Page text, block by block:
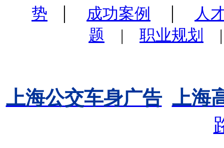
势
| 成功案例 |
人
题 | 职业规划
上海公交车身广告 上海